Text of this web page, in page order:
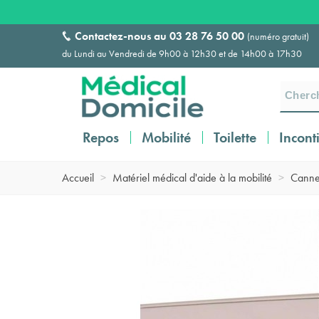
Contactez-nous au 03 28 76 50 00 (numéro gratuit)
du Lundi au Vendredi de 9h00 à 12h30 et de 14h00 à 17h30
Repos Mobilité Toilette
Accueil > Matériel médical d'aide à la mobilité >